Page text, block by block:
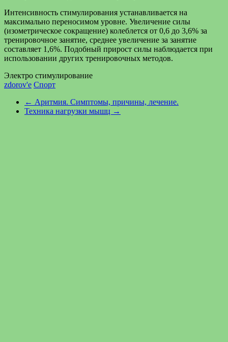
Интенсивность стимулирования устанавливается на
максимально переносимом уровне. Увеличение силы
(изометрическое сокращение) колеблется от 0,6 до 3,6% за
тренировочное занятие, среднее увеличение за занятие
составляет 1,6%. Подобный прирост силы наблюдается при
использовании других тренировочных методов.
Электро стимулирование
zdorov'e Спорт
← Аритмия. Симптомы, причины, лечение.
Техника нагрузки мышц →